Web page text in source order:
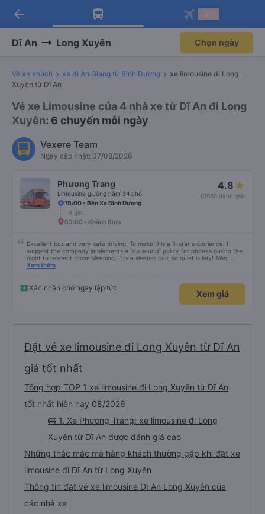
Tải app Vexere ngay!
Nhận ưu đãi thành viên độc
Mở app
Tải app Vexere
-30k/ghế khi đặt vé máy bay qua
Mở app
arrow_back
Dĩ An Long Xuyên Chọn ngày
Vé xe khách xe đi An Giang từ Bình Dương
xe limousine đi Long
Xuyên từ Dĩ An
Vé xe Limousine của 4 nhà xe từ Dĩ An đi Long
Xuyên: 6 chuyến mỗi ngày
Vexere Team
Ngày cập nhật: 07/08/2026
Phương Trang
Limousine giường nằm 34 chỗ
4.8
(3966 đánh giá)
19:00 • Bến Xe Bình Dương
8 giờ
03:00 • Khánh Bình
Excellent bus and very safe driving. To make this a 5-star experience, I
suggest the company implements a "no sound" policy for phones during the
night to respect those sleeping. It is a sleeper bus, so quiet is key! Also,
please display the Wi-Fi password clearly inside the cabin for convenience. I
quy định rõ ràng về việc giữ im lặng (tắt âm thanh điện thoại) vào ban đêm
để tránh làm phiền hành khách khác ngủ. Ngoài ra, nhà xe nên dán sẵn mật
khẩu Wi-Fi trong xe để hành khách dễ dàng sử dụng. Tôi vẫn sẽ tiếp tục ủng
Xem thêm
Xác nhận chỗ ngay lập tức
Xem giá
Đặt vé xe limousine đi Long Xuyên từ Dĩ An
giá tốt nhất
Tổng hợp TOP 1 xe limousine đi Long Xuyên từ Dĩ An
tốt nhất hiện nay 08/2026
🚌 1. Xe Phương Trang: xe limousine đi Long
Xuyên từ Dĩ An được đánh giá cao
Những thắc mắc mà hàng khách thường gặp khi đặt xe
limousine đi Dĩ An từ Long Xuyên
Thông tin đặt vé xe limousine Dĩ An Long Xuyên của
các nhà xe